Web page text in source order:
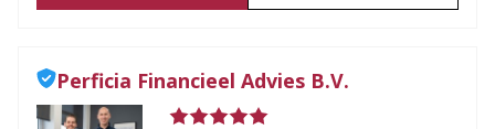
Perficia Financieel Advies B.V.